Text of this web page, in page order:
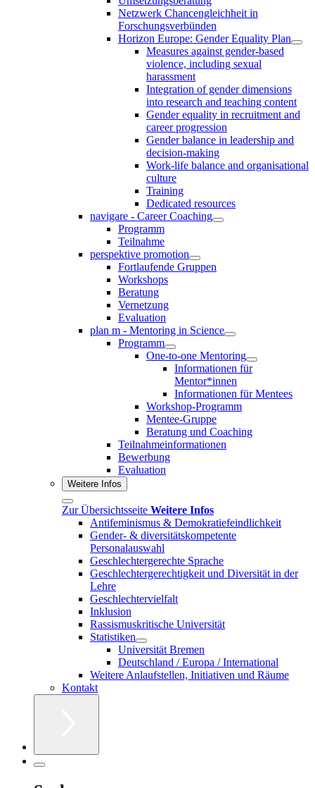
Netzwerk Chancengleichheit in
Forschungsverbünden
Horizon Europe: Gender Equality Plan
Measures against gender-based
violence, including sexual
harassment
Integration of gender dimensions
into research and teaching content
Gender equality in recruitment and
career progression
Gender balance in leadership and
decision-making
Work-life balance and organisational
culture
Training
Dedicated resources
navigare - Career Coaching
Programm
Teilnahme
perspektive promotion
Fortlaufende Gruppen
Workshops
Beratung
Vernetzung
Evaluation
plan m - Mentoring in Science
Programm
One-to-one Mentoring
Informationen für
Mentor*innen
Informationen für Mentees
Workshop-Programm
Mentee-Gruppe
Beratung und Coaching
Teilnahmeinformationen
Bewerbung
Evaluation
Weitere Infos
Zur Übersichtsseite Weitere Infos
Antifeminismus & Demokratiefeindlichkeit
Gender- & diversitätskompetente
Personalauswahl
Geschlechtergerechte Sprache
Geschlechtergerechtigkeit und Diversität in der
Lehre
Geschlechtervielfalt
Inklusion
Rassismuskritische Universität
Statistiken
Universität Bremen
Deutschland / Europa / International
Weitere Anlaufstellen, Initiativen und Räume
Kontakt